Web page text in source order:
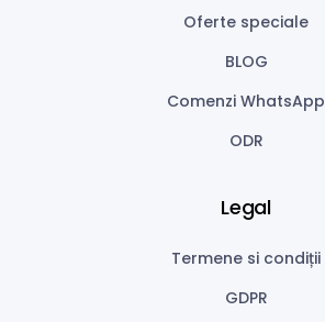
Oferte speciale
BLOG
Comenzi WhatsApp
ODR
Legal
Termene si condiții
GDPR